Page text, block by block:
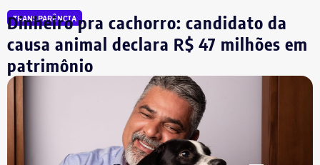
TRANSPARÊNCIA
Dinheiro pra cachorro: candidato da
causa animal declara R$ 47 milhões em
patrimônio